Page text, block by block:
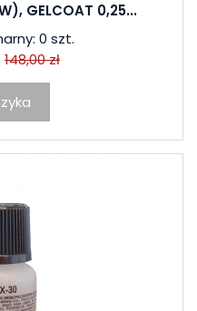
GELCOAT 0,25...
0 szt.
148,00 zł